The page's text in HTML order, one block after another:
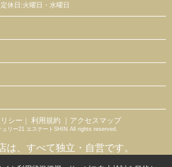
定休日:火曜日・水曜日
シー ｜ 利用規約 ｜アクセスマップ
リー21 エステートSHIN All rights reserved.
は、すべて独立・自営です。